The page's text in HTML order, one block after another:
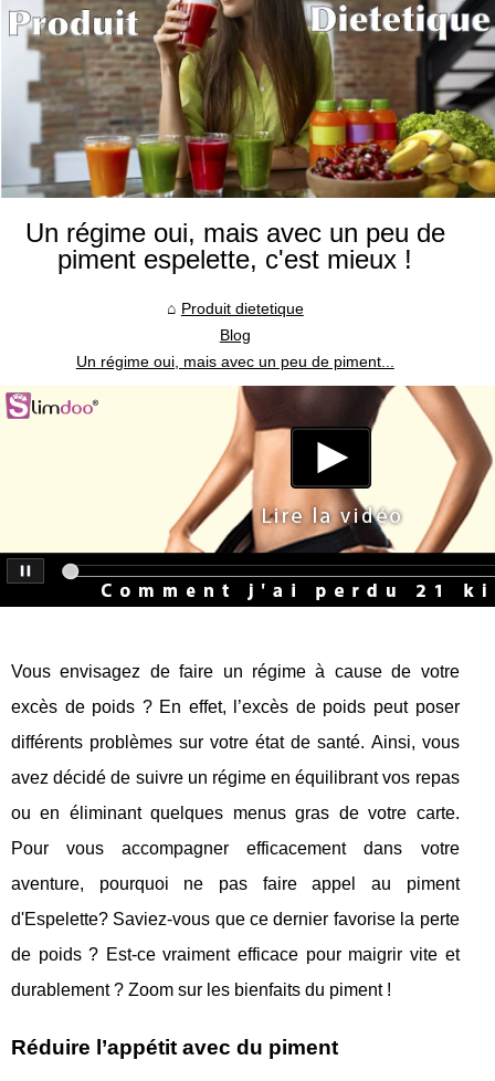
Un régime oui, mais avec un peu de
piment espelette, c'est mieux !
Produit dietetique
Blog
Un régime oui, mais avec un peu de piment...
Vous envisagez de faire un régime à cause de votre
excès de poids ? En effet, l’excès de poids peut poser
différents problèmes sur votre état de santé. Ainsi, vous
avez décidé de suivre un régime en équilibrant vos repas
ou en éliminant quelques menus gras de votre carte.
Pour vous accompagner efficacement dans votre
aventure, pourquoi ne pas faire appel au piment
d'Espelette? Saviez-vous que ce dernier favorise la perte
de poids ? Est-ce vraiment efficace pour maigrir vite et
durablement ? Zoom sur les bienfaits du piment !
Réduire l’appétit avec du piment